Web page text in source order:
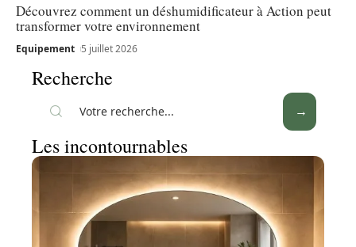
Découvrez comment un déshumidificateur à Action peut
transformer votre environnement
Equipement 5 juillet 2026
Recherche
Les incontournables